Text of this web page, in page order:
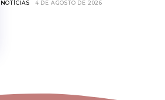
NOTÍCIAS 4 DE AGOSTO DE 2026